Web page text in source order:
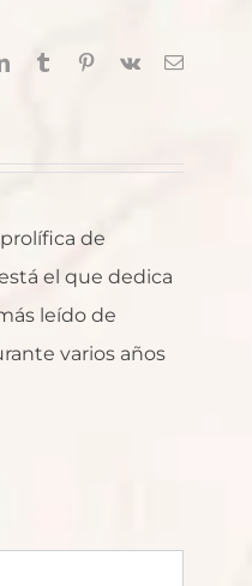
LinkedInTumblr Pinterest
Vk
Correo
de
el que dedica
leído de
varios años